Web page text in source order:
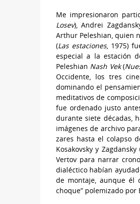
Me impresionaron
Losev), Andrei
Arthur Peleshian, quien
(Las estaciones, 1975)
especial a la estación
Peleshian Nash Vek(
Occidente, los tres
dominando el
meditativos de
fue ordenado justo
durante siete décadas,
imágenes de archivo
zares hasta el colapso
Kosakovsky y
Vertov para narrar
dialéctico habían
de montaje, aunque él
choque” polemizado por